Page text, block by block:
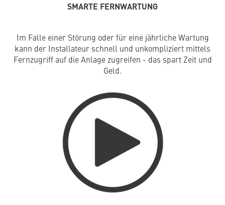
SMARTE FERNWARTUNG
Im Falle einer Störung oder für eine jährliche Wartung
kann der Installateur schnell und unkompliziert mittels
Fernzugriff auf die Anlage zugreifen - das spart Zeit und
Geld.